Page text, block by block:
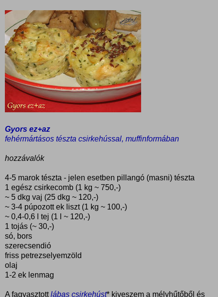
Gyors ez+az
fehérmártásos tészta csirkehússal, muffinformában
hozzávalók
4-5 marok tészta - jelen esetben pillangó (masni) tészta
1 egész csirkecomb (1 kg ~ 750,-)
~ 5 dkg vaj (25 dkg ~ 120,-)
~ 3-4 púpozott ek liszt (1 kg ~ 100,-)
~ 0,4-0,6 l tej (1 l ~ 120,-)
1 tojás (~ 30,-)
só, bors
szerecsendió
friss petrezselyemzöld
olaj
1-2 ek lenmag
A fagyasztottlábas csirkehúst* kiveszem a mélyhűtőből és